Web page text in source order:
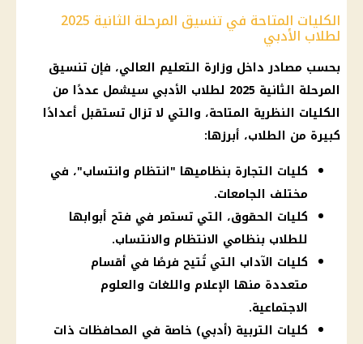
الكليات المتاحة في تنسيق المرحلة الثانية 2025
لطلاب الأدبي
بحسب مصادر داخل وزارة التعليم العالي، فإن تنسيق
المرحلة الثانية 2025 لطلاب الأدبي سيشمل عددًا من
الكليات النظرية المتاحة، والتي لا تزال تستقبل أعدادًا
كبيرة من الطلاب، أبرزها:
كليات التجارة بنظاميها "انتظام وانتساب"، في
مختلف الجامعات.
كليات الحقوق، التي تستمر في فتح أبوابها
للطلاب بنظامي الانتظام والانتساب.
كليات الآداب التي تُتيح فرصًا في أقسام
متعددة منها الإعلام واللغات والعلوم
الاجتماعية.
كليات التربية (أدبي) خاصة في المحافظات ذات